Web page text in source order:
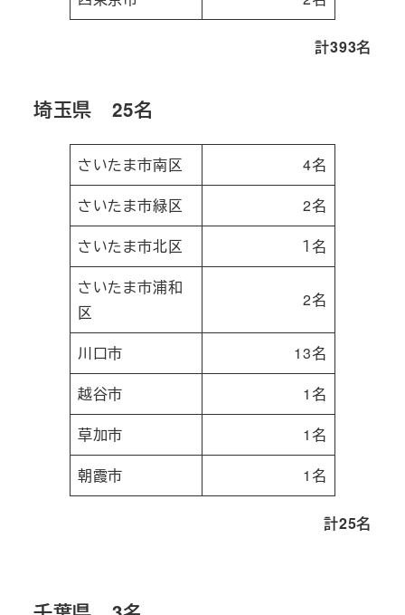
計393名
埼玉県 25名
さいたま市南区
4名
さいたま市緑区
2名
さいたま市北区
１名
さいたま市浦和
区
2名
川口市
13名
越谷市
1名
草加市
1名
朝霞市
1名
計25名